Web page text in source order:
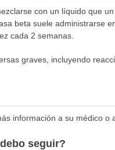
con un líquido que
beta suele administrarse
cada 2 semanas.
graves, incluyendo
información a su médico o
seguir?